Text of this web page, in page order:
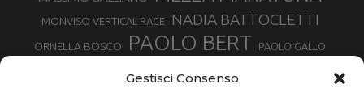
Gestisci Consenso
MONVISO VERTICAL RACE NADIA BATTOCLETTI
ORNELLA BOSCO PAOLO BERT PAOLO GALLO